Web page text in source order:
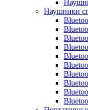
Наушники